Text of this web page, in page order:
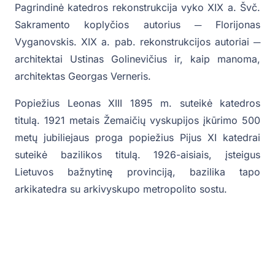
Pagrindinė katedros rekonstrukcija vyko XIX a. Švč.
Sakramento koplyčios autorius ─ Florijonas
Vyganovskis. XIX a. pab. rekonstrukcijos autoriai ─
architektai Ustinas Golinevičius ir, kaip manoma,
architektas Georgas Verneris.
Popiežius Leonas XIII 1895 m. suteikė katedros
titulą. 1921 metais Žemaičių vyskupijos įkūrimo 500
metų jubiliejaus proga popiežius Pijus XI katedrai
suteikė bazilikos titulą. 1926-aisiais, įsteigus
Lietuvos bažnytinę provinciją, bazilika tapo
arkikatedra su arkivyskupo metropolito sostu.